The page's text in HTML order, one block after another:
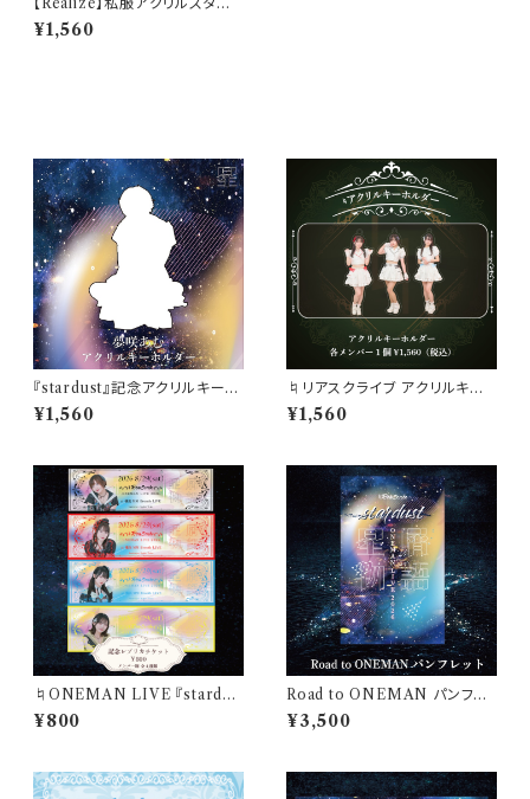
【夢咲あむ】
¥1,560
『stardust』記念アクリルキーホ
ルダー
¥1,560
♮リアスクライブ アクリルキー
ホルダー
¥1,560
♮ONEMAN LIVE 『stardus
t』記念レプリカチケット
¥800
Road to ONEMAN パンフレ
ット
¥3,500